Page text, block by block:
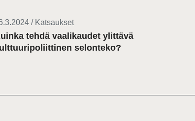
/ Katsaukset
tehdä vaalikaudet ylittävä
selonteko?